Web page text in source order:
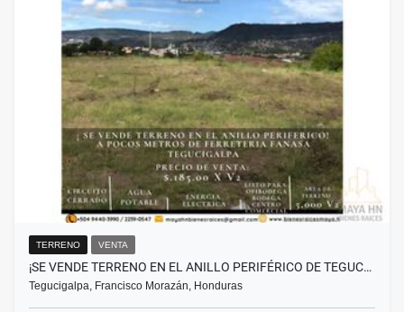
TERRENO VENTA
¡SE VENDE TERRENO EN EL ANILLO PERIFÉRICO DE TEGUC…
Tegucigalpa, Francisco Morazán, Honduras